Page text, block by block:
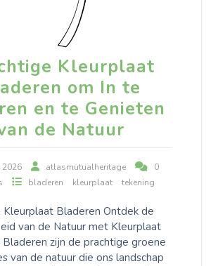
Kleurplaat
om In te
en te Genieten
de Natuur
2026 atlasmutualheritage
0
bladeren kleurplaat tekening
Kleurplaat Bladeren Ontdek de
van de Natuur met Kleurplaat
zijn de prachtige groene
van de natuur die ons landschap